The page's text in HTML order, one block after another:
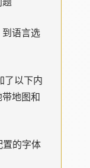
语言选
了以下内
地图和
置的字体